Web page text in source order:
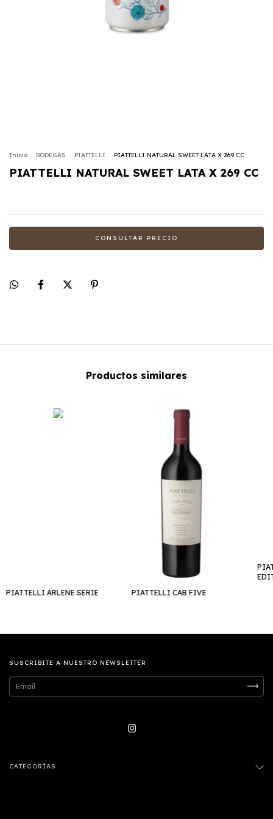
Inicio . BODEGAS . PIATTELLI . PIATTELLI NATURAL SWEET LATA X 269 CC
PIATTELLI NATURAL SWEET LATA X 269 CC
Productos similares
PIATTELLI ARLENE SERIE PIATTELLI CAB FIVE
SUSCRIBITE A NUESTRO NEWSLETTER
CATEGORÍAS